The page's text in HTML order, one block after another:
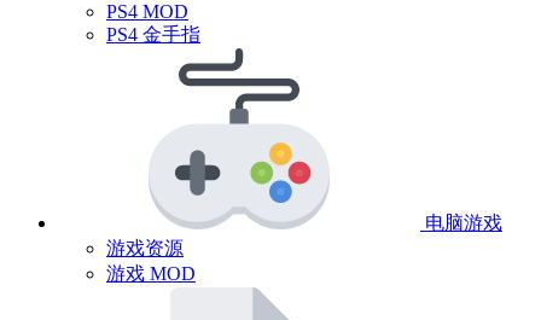
PS4 MOD
PS4 金手指
电脑游戏
游戏资源
游戏 MOD